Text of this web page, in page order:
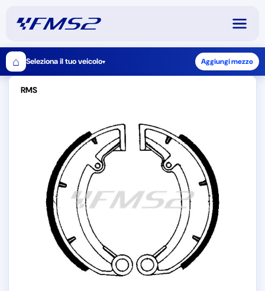
⌂ Seleziona il tuo veicolo▾ Aggiungi mezzo
RMS